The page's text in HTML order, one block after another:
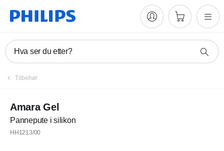
Hva ser du etter?
Tilbehør
Amara Gel
Pannepute i silikon
HH1213/00